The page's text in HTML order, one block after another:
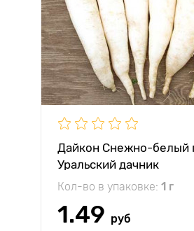
Дайкон Снежно-белый
Уральский дачник
Кол-во в упаковке: 1 г
1.49 руб